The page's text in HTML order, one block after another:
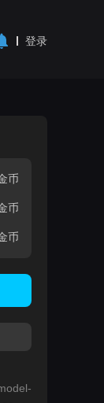
登录
币
币
币